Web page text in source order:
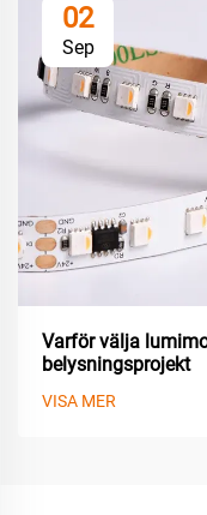
02
Sep
Varför välja
belysningsprojekt
VISA MER